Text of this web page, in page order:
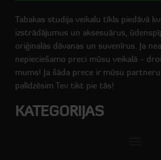
Tabakas studija veikalu tīkls piedāvā
izstrādājumus un aksesuārus,
oriģinalās dāvanas un suvenīrus. Ja
nepieciešamo preci mūsu veikalā -
mums! Ja šāda prece ir mūsu
palīdzēsim Tev tikt pie tās!
KATEGORIJAS